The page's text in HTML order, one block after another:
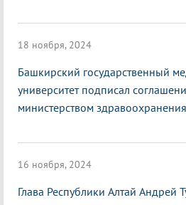
18 ноября, 2024
Башкирский государственный
университет подписал
министерством
16 ноября, 2024
Глава Республики Алтай Андрей